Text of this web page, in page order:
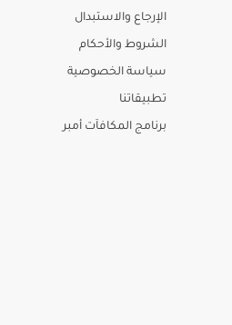
الإرجاع والاستبدال
الشروط والأحكام
سياسة الخصوصية
تطبيقاتنا
برنامج المكافآت أمبر